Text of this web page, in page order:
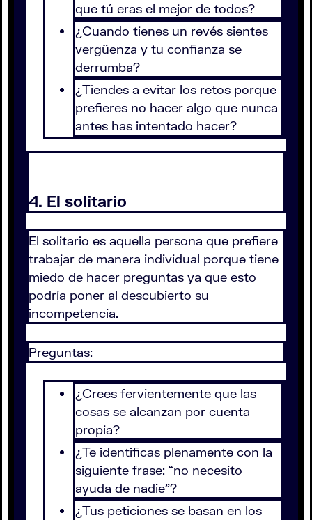
que tú eras el mejor de todos?
¿Cuando tienes un revés sientes
vergüenza y tu confianza se
derrumba?
¿Tiendes a evitar los retos porque
prefieres no hacer algo que nunca
antes has intentado hacer?
4. El solitario
El solitario es aquella persona que prefiere
trabajar de manera individual porque tiene
miedo de hacer preguntas ya que esto
podría poner al descubierto su
incompetencia.
Preguntas:
¿Crees fervientemente que las
cosas se alcanzan por cuenta
propia?
¿Te identificas plenamente con la
siguiente frase: “no necesito
ayuda de nadie”?
¿Tus peticiones se basan en los